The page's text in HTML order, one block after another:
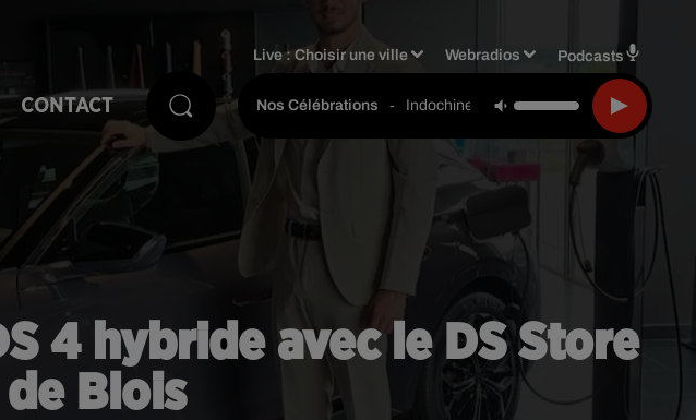
CONTACT
Live :Choisir une ville Webradios Podcasts
Nos Célébrations - Indochine
4 hybride avec le DS Store
Blois